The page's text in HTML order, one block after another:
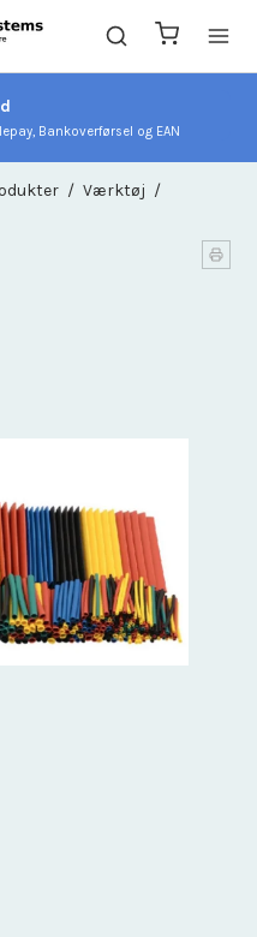
Bankoverførsel og EAN
/ Værktøj /